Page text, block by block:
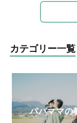
カテゴリー一覧
パパママの